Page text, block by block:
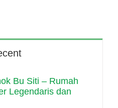
Bu Siti – Rumah
Legendaris dan